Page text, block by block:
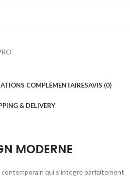
COMPLÉMENTAIRESAVIS (0)
& DELIVERY
MODERNE
qui s’intègre parfaitement